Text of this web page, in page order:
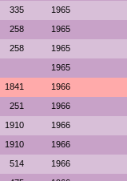
335 1965
258 1965
258 1965
1965
1841 1966
251 1966
1910 1966
1910 1966
514 1966